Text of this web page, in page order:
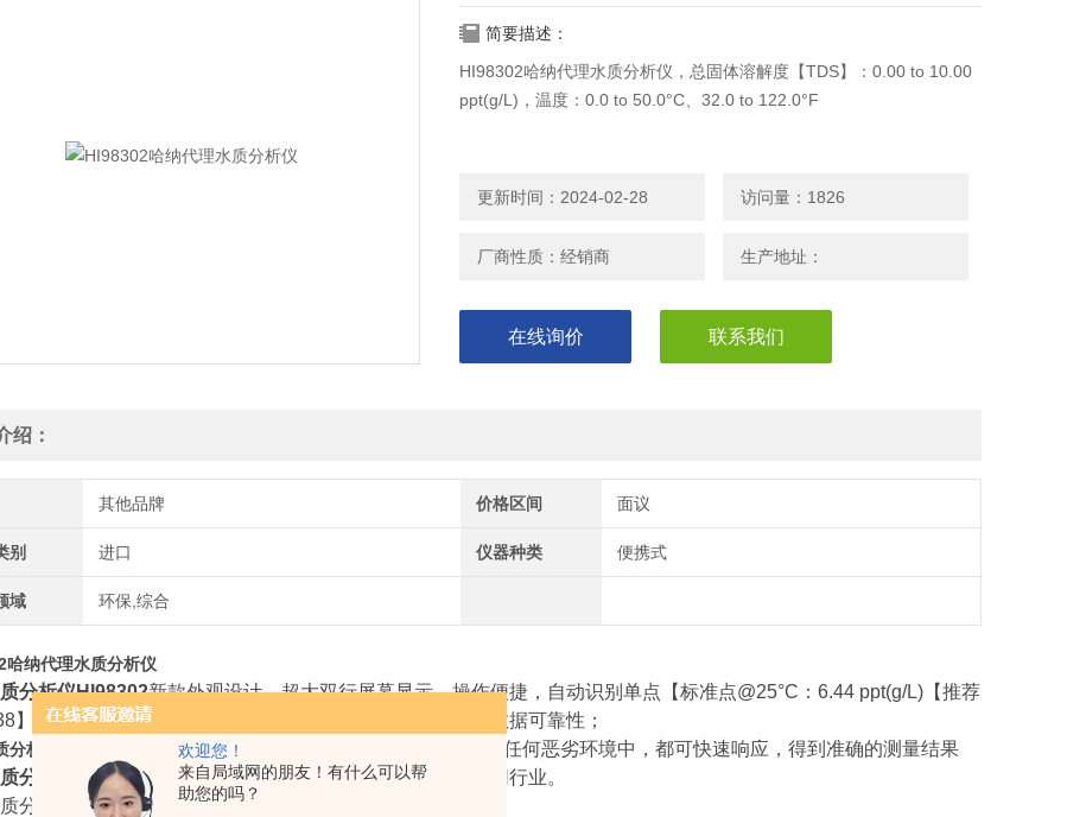
欢迎您！
来自局域网的朋友！有什么可以帮
助您的吗？
简要描述：
HI98302哈纳代理水质分析仪，总固体溶解度【TDS】：0.00 to 10.00
ppt(g/L)，温度：0.0 to 50.0°C、32.0 to 122.0°F
更新时间：2024-02-28 访问量：1826
厂商性质：经销商 生产地址：
在线询价 联系我们
绍：
其他品牌 价格区间 面议
别 进口 仪器种类 便携式
域 环保,综合
哈纳代理水质分析仪
分析仪HI98302新款外观设计，超大双行屏幕显示，操作便捷，自动识别单点【标准点@25°C：6.44 ppt(g/L)【推荐
】识别校准，自动温度补偿，确保测量高精度数据和测量数据可靠性；
分析仪HI98302
采用内置温度传感器和两极石墨电极，无论在任何恶劣环境中，都可快速响应，得到准确的测量结果
分析仪HI98302适用于食品饮料、水处理、环境分析等不同行业。
分析仪HI98302特点：